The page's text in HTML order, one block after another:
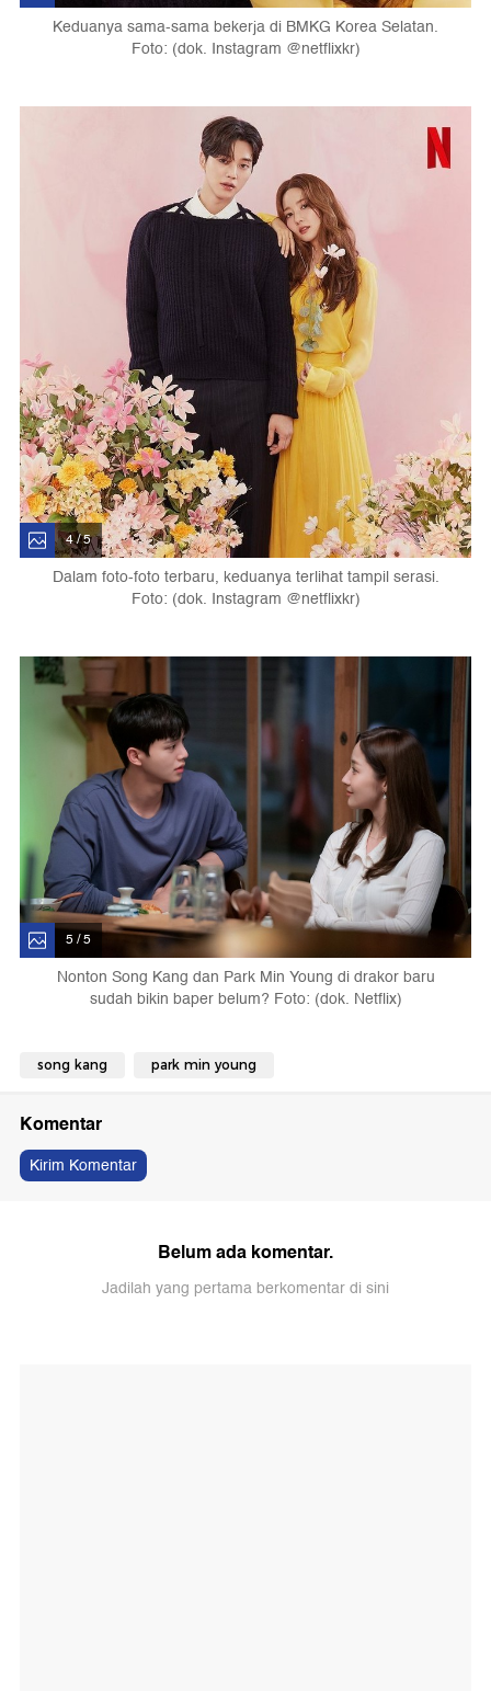
Keduanya sama-sama bekerja di BMKG Korea Selatan.
Foto: (dok. Instagram @netflixkr)
4 / 5
Dalam foto-foto terbaru, keduanya terlihat tampil serasi.
Foto: (dok. Instagram @netflixkr)
5 / 5
Nonton Song Kang dan Park Min Young di drakor baru
sudah bikin baper belum? Foto: (dok. Netflix)
song kang park min young
Komentar
Kirim Komentar
Belum ada komentar.
Jadilah yang pertama berkomentar di sini